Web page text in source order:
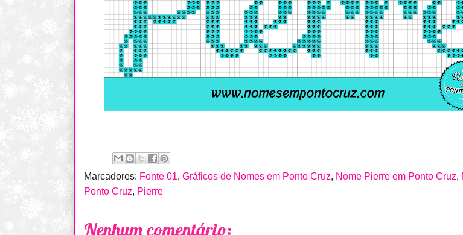
Marcadores: Fonte 01, Gráficos de Nomes em Ponto Cruz, Nome Pierre em Ponto Cruz,
Ponto Cruz, Pierre
Nenhum comentário: